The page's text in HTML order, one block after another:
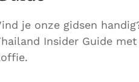
je onze gidsen
Insider Guide